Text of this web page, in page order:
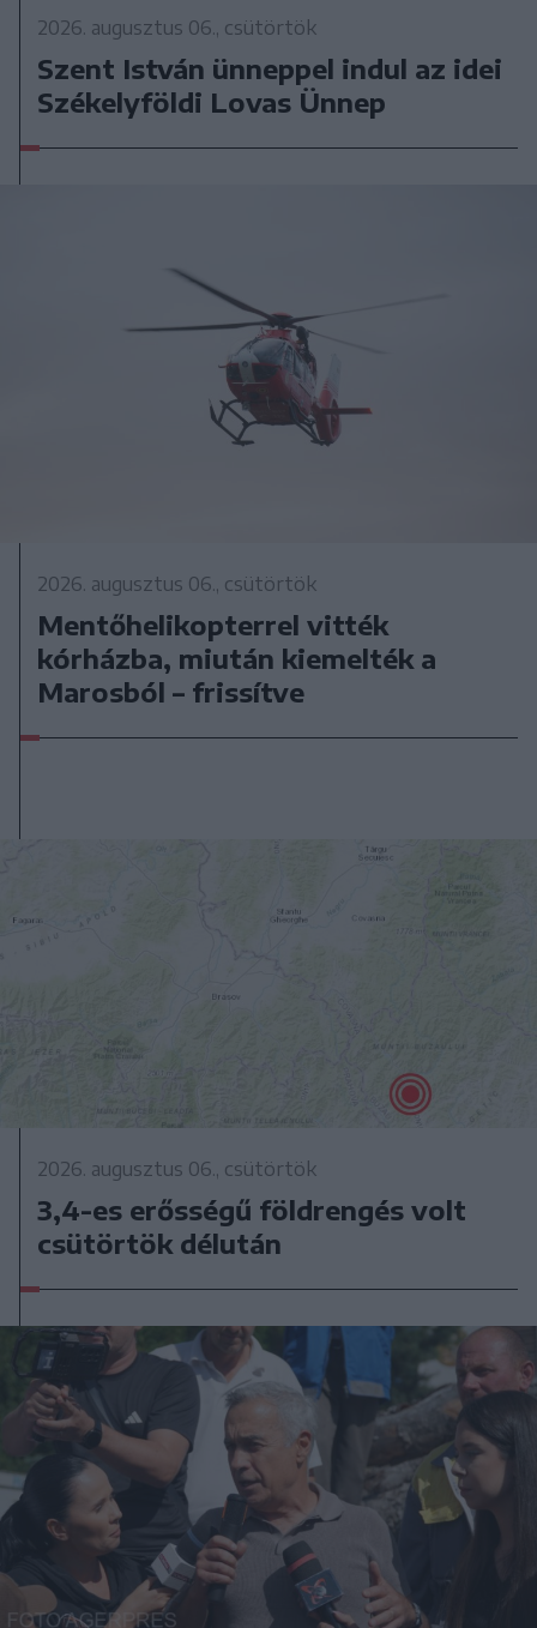
2026. augusztus 06., csütörtök
Szent István ünneppel indul az idei
Székelyföldi Lovas Ünnep
2026. augusztus 06., csütörtök
Mentőhelikopterrel vitték
kórházba, miután kiemelték a
Marosból – frissítve
2026. augusztus 06., csütörtök
3,4-es erősségű földrengés volt
csütörtök délután